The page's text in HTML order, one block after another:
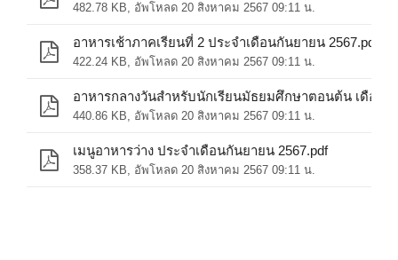
482.78 KB, อัพโหลด 20 สิงหาคม 2567 09:11 น.
อาหารเช้าภาคเรียนที่ 2 ประจำเดือนกันยายน 2567.pdf
422.24 KB, อัพโหลด 20 สิงหาคม 2567 09:11 น.
440.86 KB, อัพโหลด 20 สิงหาคม 2567 09:11 น.
เมนูอาหารว่าง ประจำเดือนกันยายน 2567.pdf
358.37 KB, อัพโหลด 20 สิงหาคม 2567 09:11 น.